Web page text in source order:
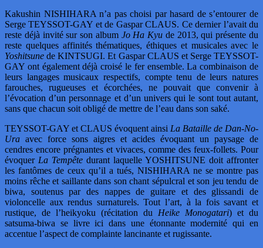
Kakushin NISHIHARA n’a pas choisi par hasard de s’entourer de
Serge TEYSSOT-GAY et de Gaspar CLAUS. Ce dernier l’avait du
reste déjà invité sur son albumJo Ha Kyu de 2013, qui présente du
reste quelques affinités thématiques, éthiques et musicales avec le
Yoshitsune de KINTSUGI. Et Gaspar CLAUS et Serge TEYSSOT-
GAY ont également déjà croisé le fer ensemble. La combinaison de
leurs langages musicaux respectifs, compte tenu de leurs natures
farouches, rugueuses et écorchées, ne pouvait que convenir à
l’évocation d’un personnage et d’un univers qui le sont tout autant,
sans que chacun soit obligé de mettre de l’eau dans son saké.
TEYSSOT-GAY et CLAUS évoquent ainsi La Bataille de Dan-No-
Ura avec force sons aigres et acides évoquant un paysage de
cendres encore prégnantes et vivaces, comme des feux-follets. Pour
évoquer La Tempête durant laquelle YOSHITSUNE doit affronter
les fantômes de ceux qu’il a tués, NISHIHARA ne se montre pas
moins rêche et saillante dans son chant sépulcral et son jeu tendu de
biwa, soutenus par des nappes de guitare et des glissandi de
violoncelle aux rendus surnaturels. Tout l’art, à la fois savant et
rustique, de l’heikyoku (récitation du Heike Monogatari) et du
satsuma-biwa se livre ici dans une étonnante modernité qui en
accentue l’aspect de complainte lancinante et rugissante.